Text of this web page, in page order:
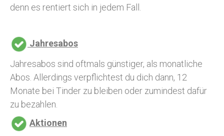
denn es rentiert sich in jedem Fall.
Jahresabos
Jahresabos sind oftmals günstiger, als monatliche
Abos. Allerdings verpflichtest du dich dann, 12
Monate bei Tinder zu bleiben oder zumindest dafür
zu bezahlen.
Aktionen